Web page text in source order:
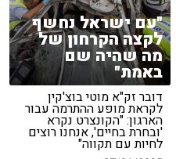
"עם ישראל נחשף
לקצה הקרחון של
מה שהיה שם
באמת"
דובר זק"א מוטי בוצ'קין
לקראת מופע ההתרמה עבור
הארגון: "הקונצרט נקרא
'ובחרת בחיים', אנחנו רוצים
לחיות עם תקווה"